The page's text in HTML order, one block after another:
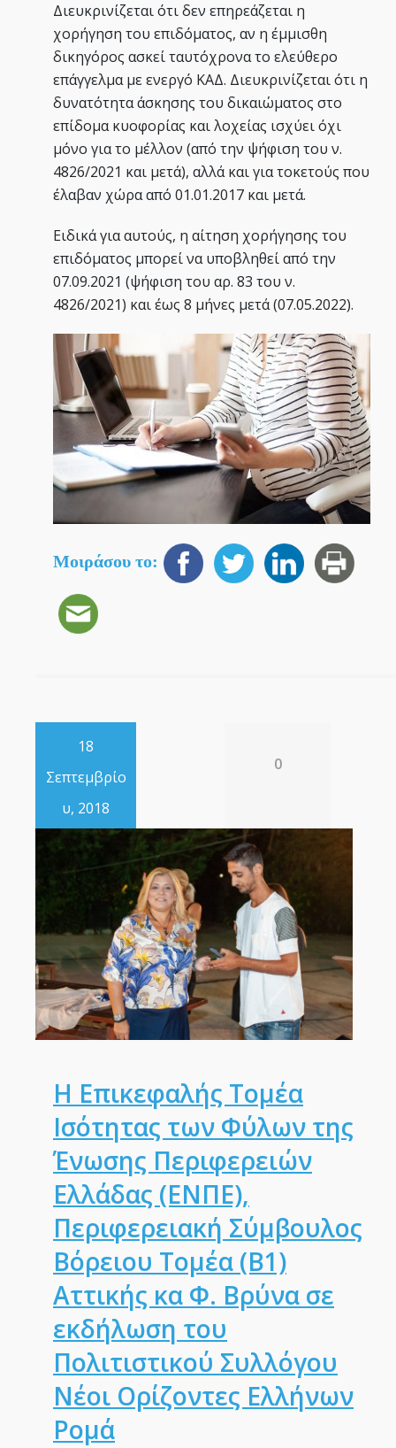
Διευκρινίζεται ότι δεν επηρεάζεται η
χορήγηση του επιδόματος, αν η έμμισθη
δικηγόρος ασκεί ταυτόχρονα το ελεύθερο
επάγγελμα με ενεργό ΚΑΔ. Διευκρινίζεται ότι η
δυνατότητα άσκησης του δικαιώματος στο
επίδομα κυοφορίας και λοχείας ισχύει όχι
μόνο για το μέλλον (από την ψήφιση του ν.
4826/2021 και μετά), αλλά και για τοκετούς που
έλαβαν χώρα από 01.01.2017 και μετά.
Ειδικά για αυτούς, η αίτηση χορήγησης του
επιδόματος μπορεί να υποβληθεί από την
07.09.2021 (ψήφιση του αρ. 83 του ν.
4826/2021) και έως 8 μήνες μετά (07.05.2022).
Μοιράσου το:
18
Σεπτεμβρίο
υ, 2018
0
Η Επικεφαλής Τομέα
Ισότητας των Φύλων της
Ένωσης Περιφερειών
Ελλάδας (ΕΝΠΕ),
Περιφερειακή Σύμβουλος
Βόρειου Τομέα (Β1)
Αττικής κα Φ. Βρύνα σε
εκδήλωση του
Πολιτιστικού Συλλόγου
Νέοι Ορίζοντες Ελλήνων
Ρομά